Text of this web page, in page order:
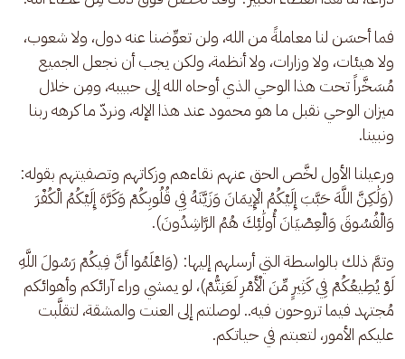
فما أحسَن لنا معاملةً من الله، ولن تعوِّضنا عنه دول، ولا شعوب،
ولا هيئات، ولا وزارات، ولا أنظمة، ولكن يجب أن نجعل الجميع
مُسَخَّراً تحت هذا الوحي الذي أوحاه الله إلى حبيبه، ومِن خلال
ميزان الوحي نقبل ما هو محمود عند هذا الإله، ونردّ ما كرهه ربنا
ونبينا.
ورعيلنا الأول لخَّص الحق عنهم نقاءهم وزكاتهم وتصفيتهم بقوله:
(وَلَٰكِنَّ اللَّهَ حَبَّبَ إِلَيْكُمُ الْإِيمَانَ وَزَيَّنَهُ فِي قُلُوبِكُمْ وَكَرَّهَ إِلَيْكُمُ الْكُفْرَ
وَالْفُسُوقَ وَالْعِصْيَانَ أُولَٰئِكَ هُمُ الرَّاشِدُونَ).
وتمَّ ذلك بالواسطة التي أرسلهم إليها: (وَاعْلَمُوا أَنَّ فِيكُمْ رَسُولَ اللَّهِ
لَوْ يُطِيعُكُمْ فِي كَثِيرٍ مِّنَ الْأَمْرِ لَعَنِتُّمْ)، لو يمشي وراء آرائكم وأهوائكم
مُجتهد فيما تروحون فيه.. لوصلتم إلى العنت والمشقة، لتقلَّبت
عليكم الأمور، لتعبتم في حياتكم.